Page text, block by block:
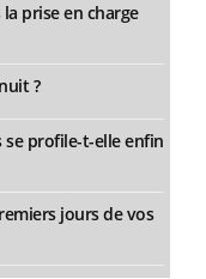
prise en charge
?
se profile-t-elle enfin
jours de vos